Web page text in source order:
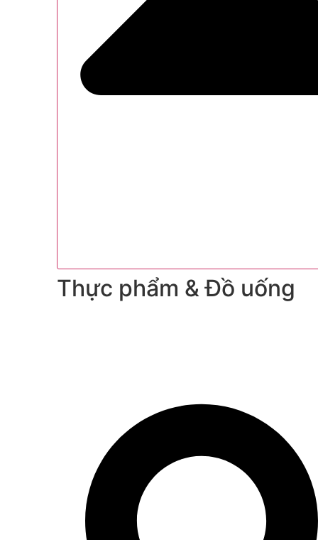
Thực phẩm & Đồ uống